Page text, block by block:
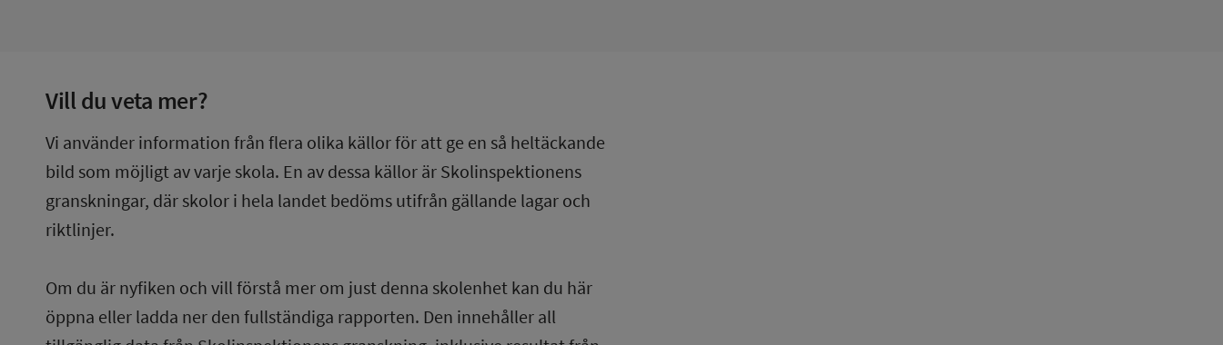
Vill du veta mer?
Vi använder information från flera olika källor för att ge en så heltäckande
bild som möjligt av varje skola. En av dessa källor är Skolinspektionens
granskningar, där skolor i hela landet bedöms utifrån gällande lagar och
riktlinjer.
Om du är nyfiken och vill förstå mer om just denna skolenhet kan du här
öppna eller ladda ner den fullständiga rapporten. Den innehåller all